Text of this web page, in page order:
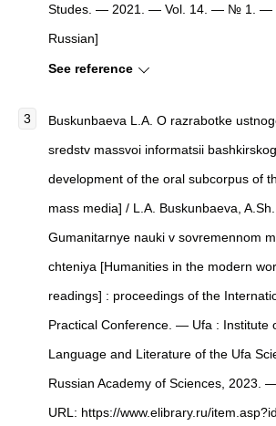
Studes. — 2021. — Vol. 14. — № 1. —
Russian]
See reference
Buskunbaeva L.A. O razrabotke
sredstv massvoi informatsii
development of the oral subcorpus of
mass media] / L.A. Buskunbaeva,
Gumanitarnye nauki v sovremennom
chteniya [Humanities in the modern
readings] : proceedings of the
Practical Conference. — Ufa : Institute
Language and Literature of the Ufa
Russian Academy of Sciences, 2023.
URL: https://www.elibrary.ru/